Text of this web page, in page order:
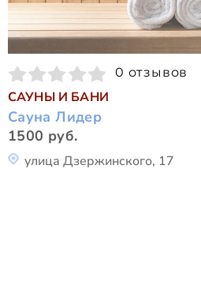
0 отзывов
САУНЫ И БАНИ
Сауна Лидер
1500 руб.
улица Дзержинского, 17